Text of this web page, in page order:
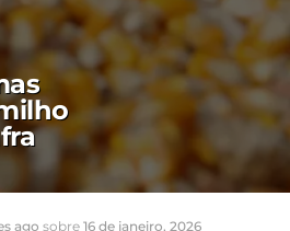
ago sobre 16 de janeiro, 2026